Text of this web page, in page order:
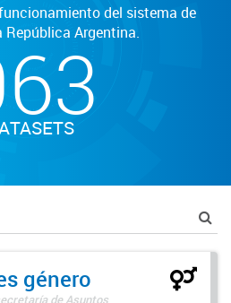
del sistema de
República Argentina.
género
de Asuntos